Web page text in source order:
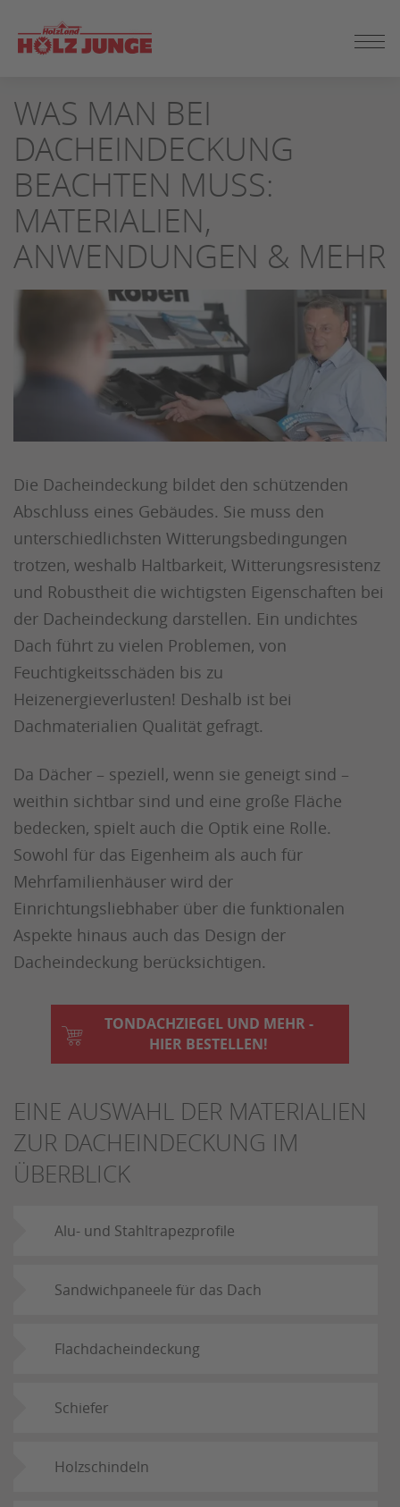
SEITENINHALT
SPRINGEN
WAS MAN BEI
DACHEINDECKUNG
BEACHTEN MUSS:
MATERIALIEN,
ANWENDUNGEN & MEHR
Die Dacheindeckung bildet den schützenden
Abschluss eines Gebäudes. Sie muss den
unterschiedlichsten Witterungsbedingungen
trotzen, weshalb Haltbarkeit, Witterungsresistenz
und Robustheit die wichtigsten Eigenschaften bei
der Dacheindeckung darstellen. Ein undichtes
Dach führt zu vielen Problemen, von
Feuchtigkeitsschäden bis zu
Heizenergieverlusten! Deshalb ist bei
Dachmaterialien Qualität gefragt.
Da Dächer – speziell, wenn sie geneigt sind –
weithin sichtbar sind und eine große Fläche
bedecken, spielt auch die Optik eine Rolle.
Sowohl für das Eigenheim als auch für
Mehrfamilienhäuser wird der
Einrichtungsliebhaber über die funktionalen
Aspekte hinaus auch das Design der
Dacheindeckung berücksichtigen.
TONDACHZIEGEL UND MEHR -
HIER BESTELLEN!
EINE AUSWAHL DER MATERIALIEN
ZUR DACHEINDECKUNG IM
ÜBERBLICK
Alu- und Stahltrapezprofile
Sandwichpaneele für das Dach
Flachdacheindeckung
Schiefer
Holzschindeln